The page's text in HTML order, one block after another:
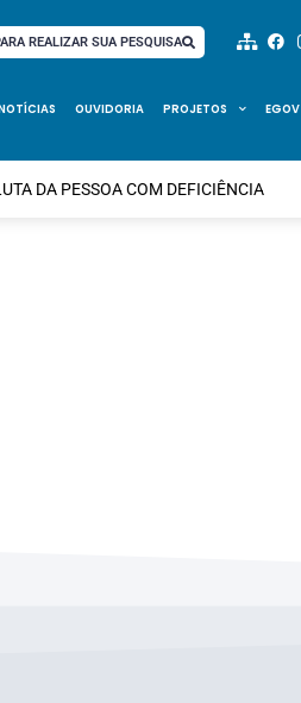
REALIZAR SUA PESQUISA
OUVIDORIA PROJETOS EGOV
DA PESSOA COM DEFICIÊNCIA